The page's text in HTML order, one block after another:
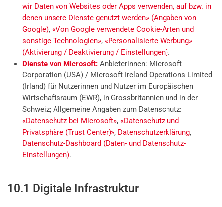
wir Daten von Websites oder Apps verwenden, auf bzw. in
denen unsere Dienste genutzt werden» (Angaben von
Google), «Von Google verwendete Cookie-Arten und
sonstige Technologien», «Personalisierte Werbung»
(Aktivierung / Deaktivierung / Einstellungen).
Dienste von Microsoft: Anbieterinnen: Microsoft
Corporation (USA) / Microsoft Ireland Operations Limited
(Irland) für Nutzerinnen und Nutzer im Europäischen
Wirtschaftsraum (EWR), in Grossbritannien und in der
Schweiz; Allgemeine Angaben zum Datenschutz:
«Datenschutz bei Microsoft», «Datenschutz und
Privatsphäre (Trust Center)», Datenschutzerklärung,
Datenschutz-Dashboard (Daten- und Datenschutz-
Einstellungen).
10.1 Digitale Infrastruktur